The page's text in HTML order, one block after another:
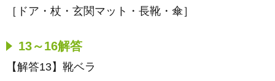
［ドア・杖・玄関マット・長靴・傘］
13～16解答
【解答13】靴ベラ